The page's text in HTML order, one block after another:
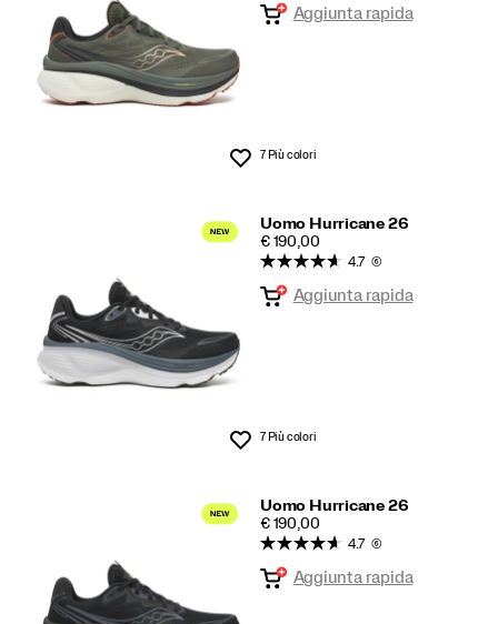
Lista dei desideri
Aggiunta rapida
7 Più colori
Uomo Hurricane 26
PRICE
€ 190,00
Lista dei desideri
4.7 (6)
Aggiunta rapida
7 Più colori
Uomo Hurricane 26
PRICE
€ 190,00
4.7 (6)
Aggiunta rapida